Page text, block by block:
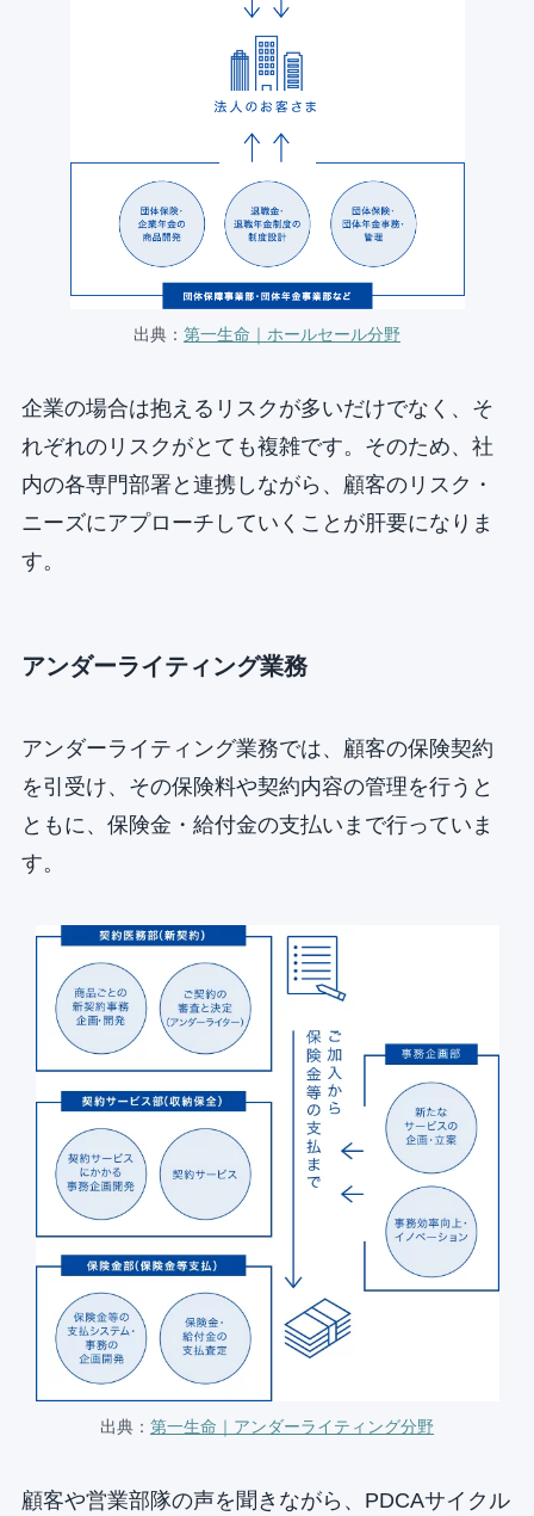
出典： 第一生命｜ホールセール分野
企業の場合は抱えるリスクが多いだけでなく、そ
れぞれのリスクがとても複雑です。そのため、社
内の各専門部署と連携しながら、顧客のリスク・
ニーズにアプローチしていくことが肝要になりま
す。
アンダーライティング業務
アンダーライティング業務では、顧客の保険契約
を引受け、その保険料や契約内容の管理を行うと
ともに、保険金・給付金の支払いまで行っていま
す。
出典： 第一生命｜アンダーライティング分野
顧客や営業部隊の声を聞きながら、PDCAサイクル